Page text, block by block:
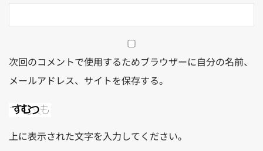
次回のコメントで使用するためブラウザーに自分の名前、
メールアドレス、サイトを保存する。
上に表示された文字を入力してください。